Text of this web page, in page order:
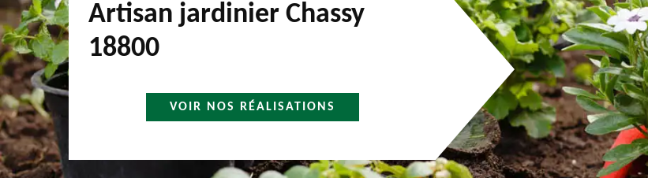
Artisan jardinier Chassy
18800
VOIR NOS RÉALISATIONS